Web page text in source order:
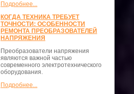
Подробнее...
КОГДА ТЕХНИКА ТРЕБУЕТ
ТОЧНОСТИ: ОСОБЕННОСТИ
РЕМОНТА ПРЕОБРАЗОВАТЕЛЕЙ
НАПРЯЖЕНИЯ
Преобразователи напряжения
являются важной частью
современного электротехнического
оборудования.
Подробнее...